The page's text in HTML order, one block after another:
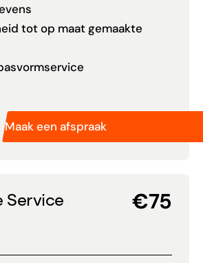
tot op maat gemaakte
Maak een afspraak
Service €75